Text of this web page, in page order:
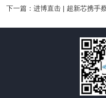
下一篇：进博直击 | 超新芯携手